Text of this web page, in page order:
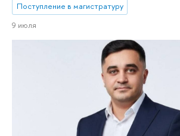
Поступление в магистратуру
9 июля